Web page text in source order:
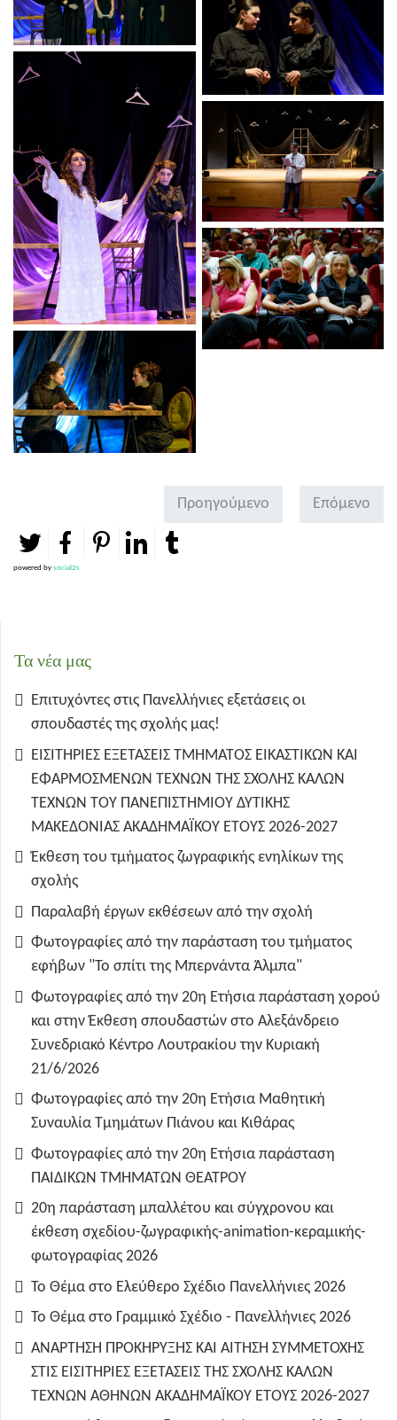
Προηγούμενο Επόμενο
powered by social2s
Τα νέα μας
Επιτυχόντες στις Πανελλήνιες εξετάσεις οι
σπουδαστές της σχολής μας!
ΕΙΣΙΤΗΡΙΕΣ ΕΞΕΤΑΣΕΙΣ ΤΜΗΜΑΤΟΣ ΕΙΚΑΣΤΙΚΩΝ ΚΑΙ
ΕΦΑΡΜΟΣΜΕΝΩΝ ΤΕΧΝΩΝ ΤΗΣ ΣΧΟΛΗΣ ΚΑΛΩΝ
ΤΕΧΝΩΝ ΤΟΥ ΠΑΝΕΠΙΣΤΗΜΙΟΥ ΔΥΤΙΚΗΣ
ΜΑΚΕΔΟΝΙΑΣ ΑΚΑΔΗΜΑΪΚΟΥ ΕΤΟΥΣ 2026-2027
Έκθεση του τμήματος ζωγραφικής ενηλίκων της
σχολής
Παραλαβή έργων εκθέσεων από την σχολή
Φωτογραφίες από την παράσταση του τμήματος
εφήβων "Το σπίτι της Μπερνάντα Άλμπα"
Φωτογραφίες από την 20η Ετήσια παράσταση χορού
και στην Έκθεση σπουδαστών στο Αλεξάνδρειο
Συνεδριακό Κέντρο Λουτρακίου την Κυριακή
21/6/2026
Φωτογραφίες από την 20η Ετήσια Μαθητική
Συναυλία Τμημάτων Πιάνου και Κιθάρας
Φωτογραφίες από την 20η Ετήσια παράσταση
ΠΑΙΔΙΚΩΝ ΤΜΗΜΑΤΩΝ ΘΕΑΤΡΟΥ
20η παράσταση μπαλλέτου και σύγχρονου και
έκθεση σχεδίου-ζωγραφικής-animation-κεραμικής-
φωτογραφίας 2026
Το Θέμα στο Ελεύθερο Σχέδιο Πανελλήνιες 2026
Το Θέμα στο Γραμμικό Σχέδιο - Πανελλήνιες 2026
ΑΝΑΡΤΗΣΗ ΠΡΟΚΗΡΥΞΗΣ ΚΑΙ ΑΙΤΗΣΗ ΣΥΜΜΕΤΟΧΗΣ
ΣΤΙΣ ΕΙΣΙΤΗΡΙΕΣ ΕΞΕΤΑΣΕΙΣ ΤΗΣ ΣΧΟΛΗΣ ΚΑΛΩΝ
ΤΕΧΝΩΝ ΑΘΗΝΩΝ ΑΚΑΔΗΜΑΪΚΟΥ ΕΤΟΥΣ 2026-2027